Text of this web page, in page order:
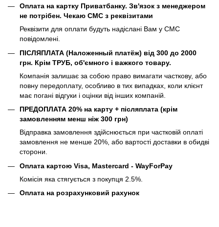
Оплата на картку Приватбанку. Зв'язок з менеджером
не потрібен. Чекаю СМС з реквізитами
Реквізити для оплати будуть надіслані Вам у СМС
повідомлені.
ПІСЛЯПЛАТА (Наложенный платёж) від 300 до 2000
грн. Крім ТРУБ, об'ємного і важкого товару.
Компанія залишає за собою право вимагати часткову, або
повну передоплату, особливо в тих випадках, коли клієнт
має погані відгуки і оцінки від інших компаній.
ПРЕДОПЛАТА 20% на карту + післяплата (крім
замовленням менш ніж 300 грн)
Відправка замовлення здійснюється при частковій оплаті
замовлення не менше 20%, або вартості доставки в обидві
сторони.
Оплата картою Visa, Mastercard - WayForPay
Комісія яка стягується з покупця 2.5%.
Оплата на розрахунковий рахунок